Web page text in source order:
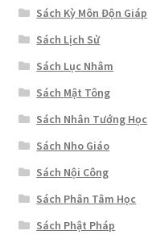
Sách Kỳ Môn Độn Giáp
Sách Lịch Sử
Sách Lục Nhâm
Sách Mật Tông
Sách Nhân Tướng Học
Sách Nho Giáo
Sách Nội Công
Sách Phân Tâm Học
Sách Phật Pháp